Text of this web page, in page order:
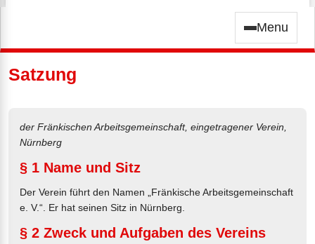
Menu
Satzung
der Fränkischen Arbeitsgemeinschaft, eingetragener Verein,
Nürnberg
§ 1 Name und Sitz
Der Verein führt den Namen „Fränkische Arbeitsgemeinschaft
e. V.“. Er hat seinen Sitz in Nürnberg.
§ 2 Zweck und Aufgaben des Vereins